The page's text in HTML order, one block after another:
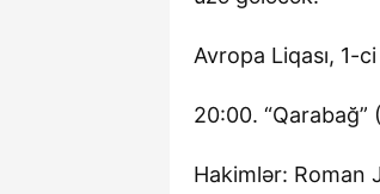
Avropa Liqası, 1-
20:00. “Qarabağ”
Hakimlər: Roman